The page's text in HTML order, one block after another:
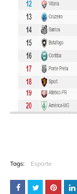
Tags: Esporte